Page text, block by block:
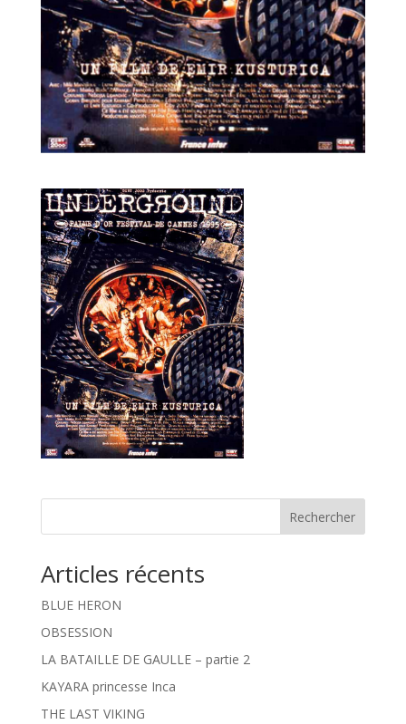
Rechercher
Articles récents
BLUE HERON
OBSESSION
LA BATAILLE DE GAULLE – partie 2
KAYARA princesse Inca
THE LAST VIKING